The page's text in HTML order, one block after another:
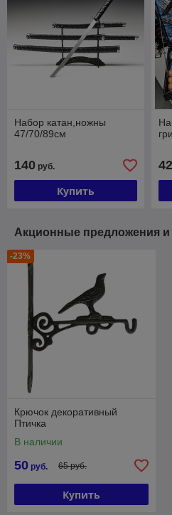
Набор катан,ножны
47/70/89см
140 руб.
Купить
Акционные предложения и
-23%
Крючок декоративный
Птичка
В наличии
50 руб. 65 руб.
Купить